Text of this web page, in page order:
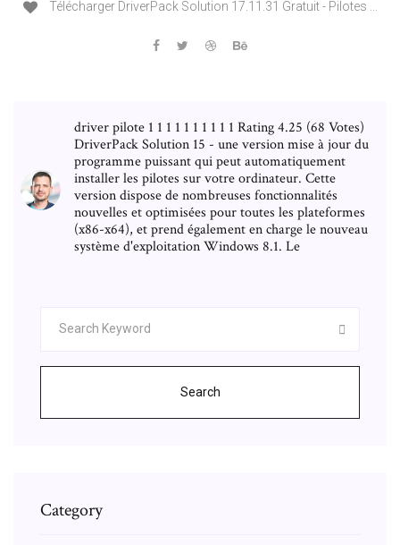
Télécharger DriverPack Solution 17.11.31 Gratuit - Pilotes ...
driver pilote 1 1 1 1 1 1 1 1 1 1 Rating 4.25 (68 Votes)
DriverPack Solution 15 - une version mise à jour du
programme puissant qui peut automatiquement
installer les pilotes sur votre ordinateur. Cette
version dispose de nombreuses fonctionnalités
nouvelles et optimisées pour toutes les plateformes
(x86-x64), et prend également en charge le nouveau
système d'exploitation Windows 8.1. Le
Search
Category